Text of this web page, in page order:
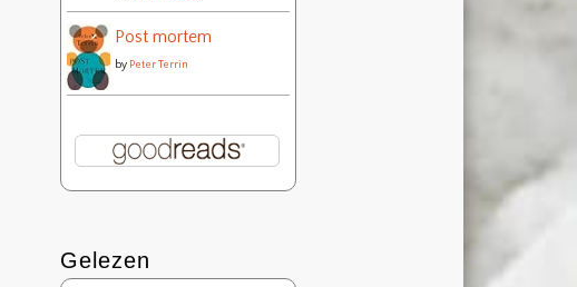
Post mortem
by Peter Terrin
Gelezen